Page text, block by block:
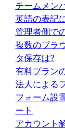
チームメン
英語の表記
管理者側で
複数のブラ
タ保存は?
有料プラン
法人による
フォーム設
ート
アカウント